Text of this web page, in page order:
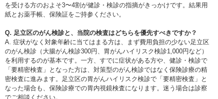
を受ける方のおよそ3〜4割が健診・検診の指摘がきっかけです。結果用
紙とお薬手帳、保険証をご持参ください。
Q. 足立区のがん検診と、当院の検査はどちらを優先すべきですか？
A. 症状がなく対象年齢に当てはまる方は、まず費用負担の少ない足立区
のがん検診（大腸がん検診300円、胃がんハイリスク検診1,000円など）
を利用するのが基本です。一方、すでに症状がある方や、健診・検診で
「要精密検査」となった方は、対策型のがん検診ではなく保険診療の精
密検査に進みます。足立区の胃がんハイリスク検診で「要精密検査」と
なった場合も、保険診療での胃内視鏡検査になります。迷う場合は診察
でご相談ください。